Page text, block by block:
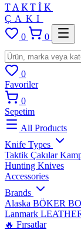
TAKTİK
ÇAKI
0
0
0
Favoriler
0
Sepetim
All Products
Knife Types
Taktik Çakılar
Hunting Knives
Accessories
Brands
Alaska BÖKER
Lanmark
🔥 Fırsatlar